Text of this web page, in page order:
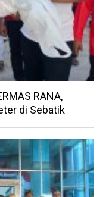
RANA,
di Sebatik